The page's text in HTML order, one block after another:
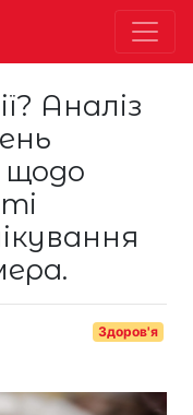
Аналіз
щодо
Здоров'я